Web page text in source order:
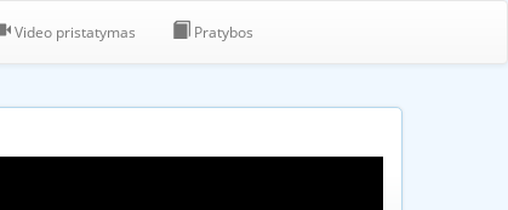
Video pristatymas Pratybos